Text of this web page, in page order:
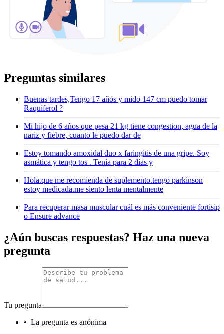
Preguntas similares
Buenas tardes,Tengo 17 años y mido 147 cm puedo tomar
Raquiferol ?
Mi hijo de 6 años que pesa 21 kg tiene congestion, agua de la
nariz y fiebre, cuanto le puedo dar de
Estoy tomando amoxidal duo x faringitis de una gripe. Soy
asmática y tengo tos . Tenía para 2 días y
Hola.que me recomienda de suplemento.tengo parkinson
estoy medicada.me siento lenta mentalmente
Para recuperar masa muscular cuál es más conveniente fortisip
o Ensure advance
¿Aún buscas respuestas? Haz una nueva
pregunta
Tu pregunta
• La pregunta es anónima